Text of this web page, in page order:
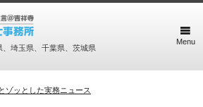
、埼玉県、千葉県、茨城県
Menu
ゾッとした実務ニュース